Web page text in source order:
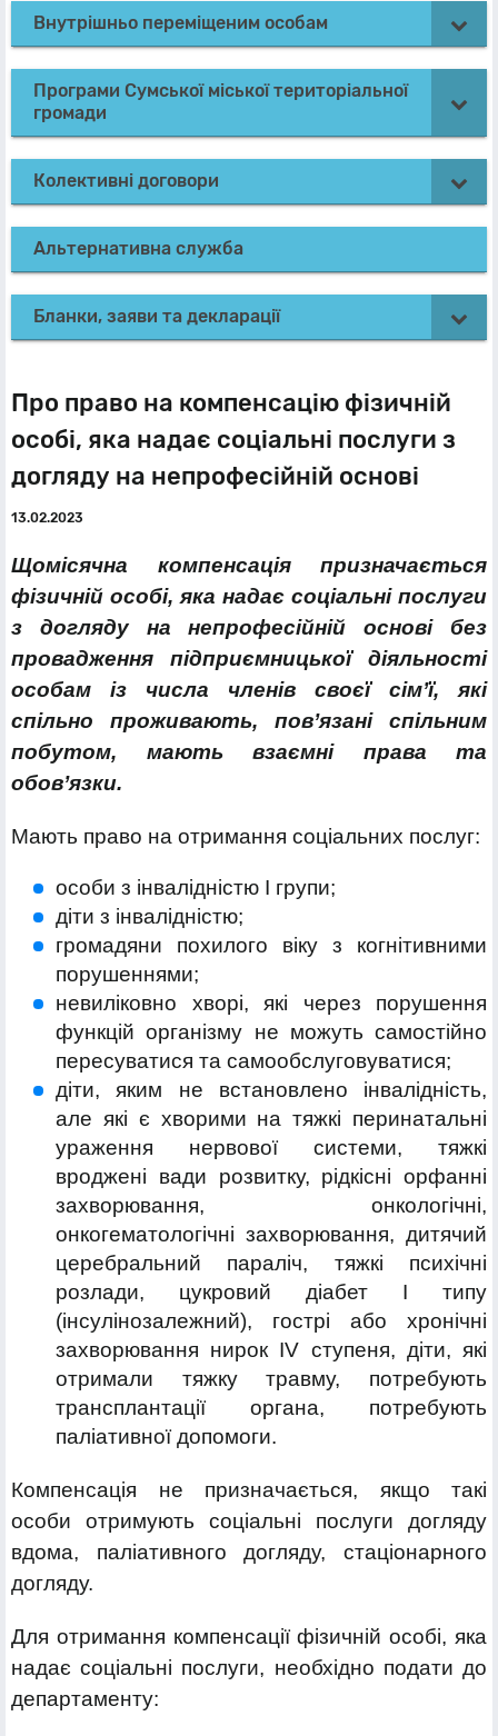
Внутрішньо переміщеним особам
Програми Сумської міської територіальної
громади
Колективні договори
Альтернативна служба
Бланки, заяви та декларації
Про право на компенсацію фізичній
особі, яка надає соціальні послуги з
догляду на непрофесійній основі
13.02.2023
Щомісячна компенсація призначається
фізичній особі, яка надає соціальні послуги
з догляду на непрофесійній основі без
провадження підприємницької діяльності
особам із числа членів своєї сім’ї, які
спільно проживають, пов’язані спільним
побутом, мають взаємні права та
обов’язки.
Мають право на отримання соціальних послуг:
особи з інвалідністю I групи;
діти з інвалідністю;
громадяни похилого віку з когнітивними
порушеннями;
невиліковно хворі, які через порушення
функцій організму не можуть самостійно
пересуватися та самообслуговуватися;
діти, яким не встановлено інвалідність,
але які є хворими на тяжкі перинатальні
ураження нервової системи, тяжкі
вроджені вади розвитку, рідкісні орфанні
захворювання, онкологічні,
онкогематологічні захворювання, дитячий
церебральний параліч, тяжкі психічні
розлади, цукровий діабет I типу
(інсулінозалежний), гострі або хронічні
захворювання нирок IV ступеня, діти, які
отримали тяжку травму, потребують
трансплантації органа, потребують
паліативної допомоги.
Компенсація не призначається, якщо такі
особи отримують соціальні послуги догляду
вдома, паліативного догляду, стаціонарного
догляду.
Для отримання компенсації фізичній особі, яка
надає соціальні послуги, необхідно подати до
департаменту: